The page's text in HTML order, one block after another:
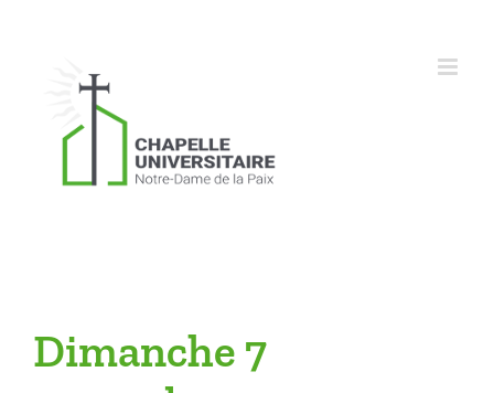
Dimanche 7